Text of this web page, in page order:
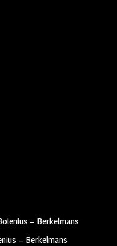
– Berkelmans
– Berkelmans